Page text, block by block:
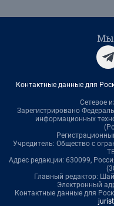
Мы
Контактные данные для
Сетевое
Зарегистрировано
информационных
Учредитель: Общество с
Адрес редакции: 630099,
Главный редактор:
Электронный
Контактные данные для